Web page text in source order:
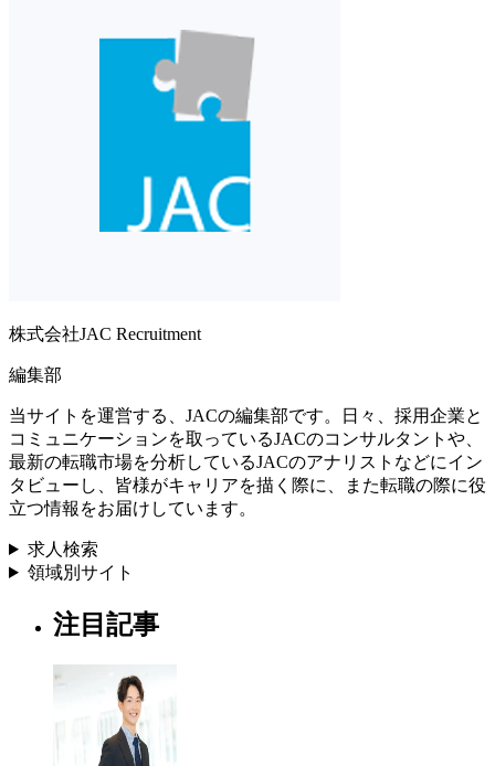
株式会社JAC Recruitment
編集部
当サイトを運営する、JACの編集部です。日々、採用企業と
コミュニケーションを取っているJACのコンサルタントや、
最新の転職市場を分析しているJACのアナリストなどにイン
タビューし、皆様がキャリアを描く際に、また転職の際に役
立つ情報をお届けしています。
求人検索
領域別サイト
注目記事